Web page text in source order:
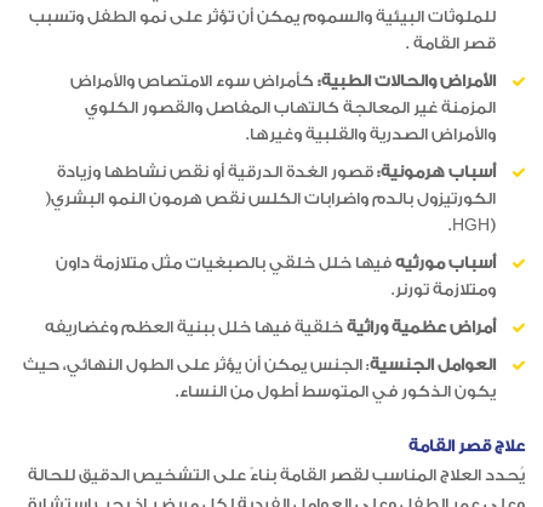
للملوثات البيئية والسموم يمكن أن تؤثر على نمو الطفل وتسبب
قصر القامة .
الأمراض والحالات الطبية: كأمراض سوء الامتصاص والأمراض
المزمنة غير المعالجة كالتهاب المفاصل والقصور الكلوي
والأمراض الصدرية والقلبية وغيرها.
أسباب هرمونية: قصور الغدة الدرقية أو نقص نشاطها وزيادة
الكورتيزول بالدم واضرابات الكلس نقص هرمون النمو البشري(
(HGH.
أسباب مورثيه فيها خلل خلقي بالصبغيات مثل متلازمة داون
ومتلازمة تورنر.
أمراض عظمية وراثية خلقية فيها خلل ببنية العظم وغضاريفه
العوامل الجنسية: الجنس يمكن أن يؤثر على الطول النهائي، حيث
يكون الذكور في المتوسط أطول من النساء.
علاج قصر القامة
يُحدد العلاج المناسب لقصر القامة بناءً على التشخيص الدقيق للحالة